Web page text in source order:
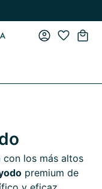
con los más altos
premium de